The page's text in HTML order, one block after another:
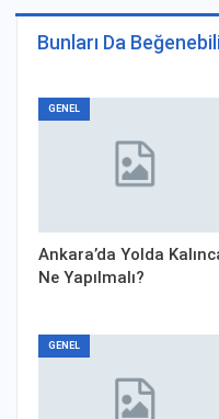
Bunları Da
GENEL
Ankara’da Yolda
Ne Yapılmalı?
GENEL